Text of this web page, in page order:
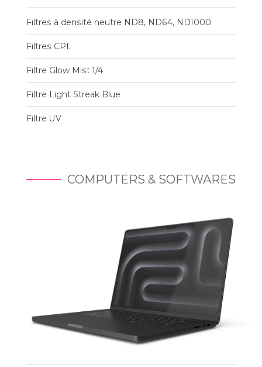
Filtres à densité neutre ND8, ND64, ND1000
Filtres CPL
Filtre Glow Mist 1/4
Filtre Light Streak Blue
Filtre UV
COMPUTERS & SOFTWARES